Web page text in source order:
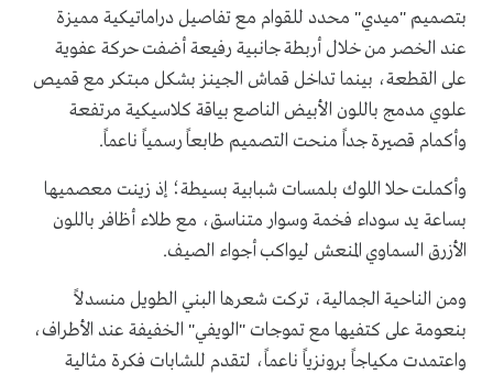
بتصميم "ميدي" محدد للقوام مع تفاصيل دراماتيكية مميزة
عند الخصر من خلال أربطة جانبية رفيعة أضفت حركة عفوية
على القطعة، بينما تداخل قماش الجينز بشكل مبتكر مع قميص
علوي مدمج باللون الأبيض الناصع بياقة كلاسيكية مرتفعة
وأكمام قصيرة جداً منحت التصميم طابعاً رسمياً ناعماً.
وأكملت حلا اللوك بلمسات شبابية بسيطة؛ إذ زينت معصميها
بساعة يد سوداء فخمة وسوار متناسق، مع طلاء أظافر باللون
الأزرق السماوي المنعش ليواكب أجواء الصيف.
ومن الناحية الجمالية، تركت شعرها البني الطويل منسدلاً
بنعومة على كتفيها مع تموجات "الويفي" الخفيفة عند الأطراف،
واعتمدت مكياجاً برونزياً ناعماً، لتقدم للشابات فكرة مثالية